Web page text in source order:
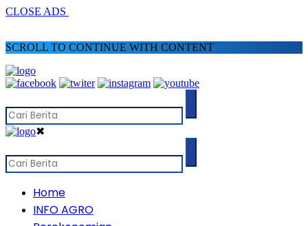
CLOSE ADS
SCROLL TO CONTINUE WITH CONTENT
✖
Home
INFO AGRO